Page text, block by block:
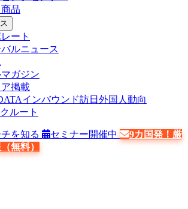
品
ート
ルニュース
マガジン
ア掲載
インバウンド訪日外国人動向
ルート
を知る セミナー開催中
9カ国発！厳
無料）